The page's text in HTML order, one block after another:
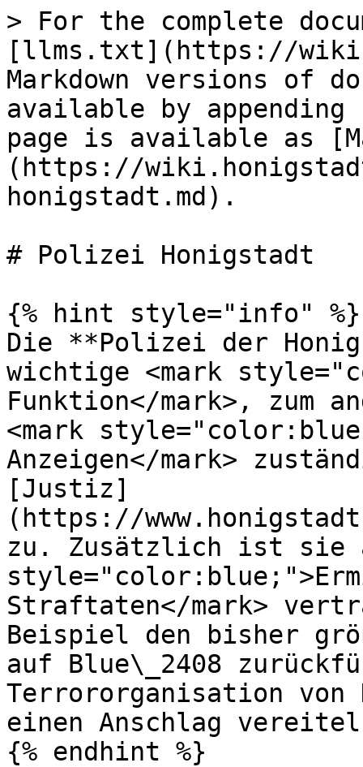
> For the complete
[llms.txt](https://
Markdown versions of
available by
page is available as
(https://
honigstadt.md).
# Polizei Honigstadt
{% hint style="info" %}
Die **Polizei der
wichtige <mark
Funktion</mark>, zum
<mark
Anzeigen</mark>
[Justiz]
(https://
zu. Zusätzlich ist sie
Straftaten</mark>
Beispiel den bisher
auf Blue\_2408
Terrororganisation von
einen Anschlag
{% endhint %}